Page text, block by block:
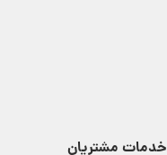
خدمات مشتریان